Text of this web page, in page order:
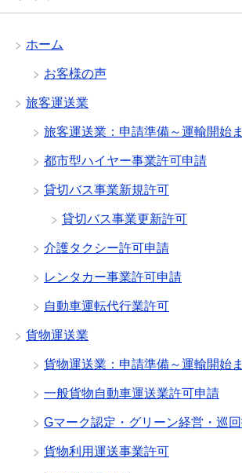
ホーム
お客様の声
旅客運送業
旅客運送業：申請準備～運輸開始
都市型ハイヤー事業許可申請
貸切バス事業新規許可
貸切バス事業更新許可
介護タクシー許可申請
レンタカー事業許可申請
自動車運転代行業許可
貨物運送業
貨物運送業：申請準備～運輸開始
一般貨物自動車運送業許可申請
Gマーク認定・グリーン経営・巡
貨物利用運送事業許可